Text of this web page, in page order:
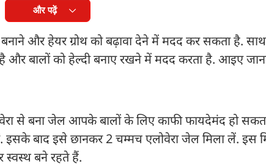
और पढ़ें
और हेयर ग्रोथ को बढ़ावा देने में मदद कर सकता है.
है और बालों को हेल्दी बनाए रखने में मदद करता है. आइए
से बना जेल आपके बालों के लिए काफी फायदेमंद हो
बाद इसे छानकर 2 चम्मच एलोवेरा जेल मिला लें. इस
स्वस्थ बने रहते हैं.